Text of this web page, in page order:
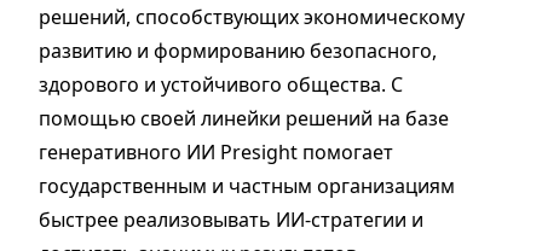
решений, способствующих экономическому
развитию и формированию безопасного,
здорового и устойчивого общества. С
помощью своей линейки решений на базе
генеративного ИИ Presight помогает
государственным и частным организациям
быстрее реализовывать ИИ-стратегии и